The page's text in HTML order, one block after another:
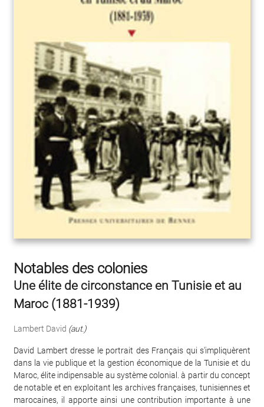
Notables des colonies
Une élite de circonstance en Tunisie et au
Maroc (1881-1939)
Lambert David (aut.)
David Lambert dresse le portrait des Français qui s'impliquèrent
dans la vie publique et la gestion économique de la Tunisie et du
Maroc, élite indipensable au système colonial. à partir du concept
de notable et en exploitant les archives françaises, tunisiennes et
marocaines, il apporte ainsi une contribution importante à une